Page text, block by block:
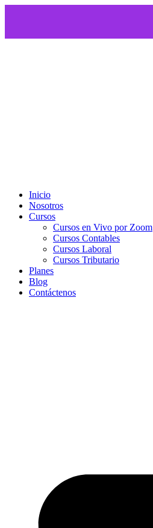
Inicio
Nosotros
Cursos
Cursos en Vivo por Zoom
Cursos Contables
Cursos Laboral
Cursos Tributario
Planes
Blog
Contáctenos